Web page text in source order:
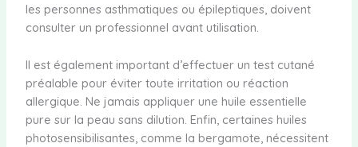
les personnes asthmatiques ou épileptiques, doivent
consulter un professionnel avant utilisation.
Il est également important d’effectuer un test cutané
préalable pour éviter toute irritation ou réaction
allergique. Ne jamais appliquer une huile essentielle
pure sur la peau sans dilution. Enfin, certaines huiles
photosensibilisantes, comme la bergamote, nécessitent